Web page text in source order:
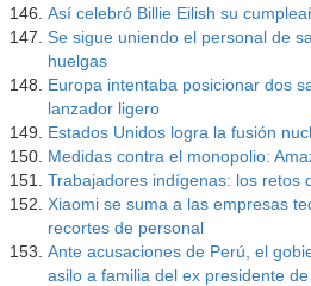
Así celebró Billie Eilish su
Se sigue uniendo el personal de
huelgas
Europa intentaba posicionar dos
lanzador ligero
Estados Unidos logra la fusión
Medidas contra el monopolio:
Trabajadores indígenas: los retos
Xiaomi se suma a las empresas
recortes de personal
Ante acusaciones de Perú, el
asilo a familia del ex presidente